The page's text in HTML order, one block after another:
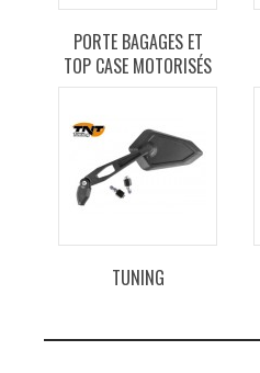
PORTE BAGAGES ET
TOP CASE MOTORISÉS
TUNING